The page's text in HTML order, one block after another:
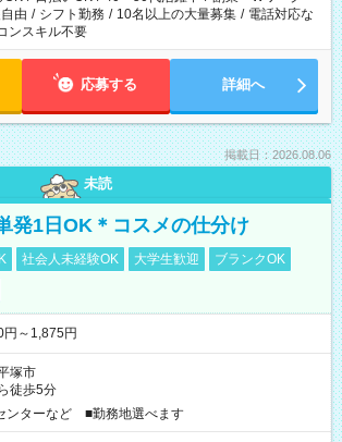
由 / シフト勤務 / 10名以上の大量募集 / 電話対応な
ンスキル不要
応募する 詳細へ
掲載日：2026.08.06
未読
発1日OK＊コスメの仕分け
社会人未経験OK 大学生歓迎
ブランクOK
～1,875円
塚市
徒歩5分
ンターなど ■勤務地選べます